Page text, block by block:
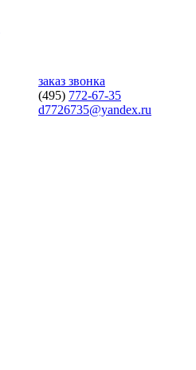
заказ звонка
(495) 772-67-35
d7726735@yandex.ru